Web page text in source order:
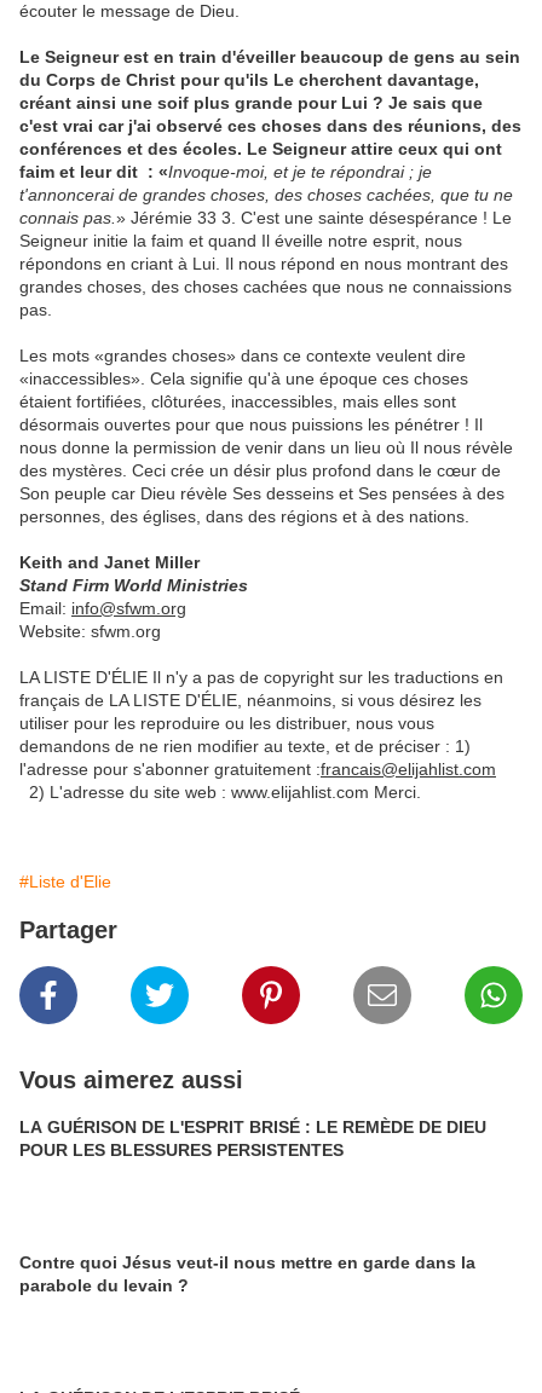
écouter le message de Dieu.
Le Seigneur est en train d'éveiller beaucoup de gens au sein
du Corps de Christ pour qu'ils Le cherchent davantage,
créant ainsi une soif plus grande pour Lui ? Je sais que
c'est vrai car j'ai observé ces choses dans des réunions, des
conférences et des écoles. Le Seigneur attire ceux qui ont
faim et leur dit : «Invoque-moi, et je te répondrai ; je
t'annoncerai de grandes choses, des choses cachées, que tu ne
connais pas. » Jérémie 33 3. C'est une sainte désespérance ! Le
Seigneur initie la faim et quand Il éveille notre esprit, nous
répondons en criant à Lui. Il nous répond en nous montrant des
grandes choses, des choses cachées que nous ne connaissions
pas.
Les mots «grandes choses» dans ce contexte veulent dire
«inaccessibles». Cela signifie qu'à une époque ces choses
étaient fortifiées, clôturées, inaccessibles, mais elles sont
désormais ouvertes pour que nous puissions les pénétrer ! Il
nous donne la permission de venir dans un lieu où Il nous révèle
des mystères. Ceci crée un désir plus profond dans le cœur de
Son peuple car Dieu révèle Ses desseins et Ses pensées à des
personnes, des églises, dans des régions et à des nations.
Keith and Janet Miller
Stand Firm World Ministries
Email: info@sfwm.org
Website: sfwm.org
LA LISTE D'ÉLIE Il n'y a pas de copyright sur les traductions en
français de LA LISTE D'ÉLIE, néanmoins, si vous désirez les
utiliser pour les reproduire ou les distribuer, nous vous
demandons de ne rien modifier au texte, et de préciser : 1)
l'adresse pour s'abonner gratuitement :francais@elijahlist.com
2) L'adresse du site web : www.elijahlist.com Merci.
#Liste d'Elie
Partager
Vous aimerez aussi
LA GUÉRISON DE L'ESPRIT BRISÉ : LE REMÈDE DE DIEU
POUR LES BLESSURES PERSISTENTES
Contre quoi Jésus veut-il nous mettre en garde dans la
parabole du levain ?